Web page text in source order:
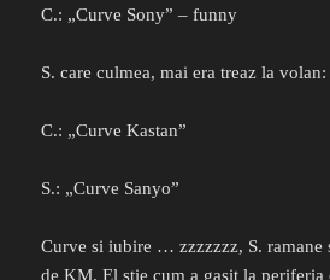
C.: „Curve Sony” – funny
S. care culmea, mai era treaz la
C.: „Curve Kastan”
S.: „Curve Sanyo”
Curve si iubire … zzzzzzz, S. ramane
de KM. El stie cum a gasit la periferia